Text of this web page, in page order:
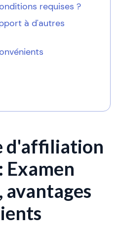
requises ?
à d'autres
d'affiliation
Examen